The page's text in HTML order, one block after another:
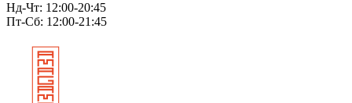
Нд-Чт: 12:00-20:45
Пт-Сб: 12:00-21:45